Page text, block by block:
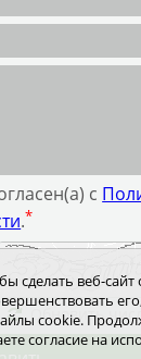
с
.*
Обновить
сделать веб-
cookie.
согласие на